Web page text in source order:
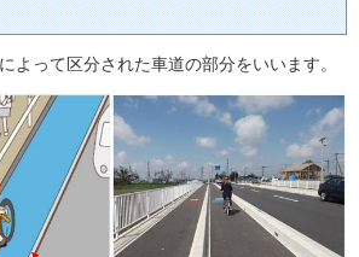
よって区分された車道の部分をいいます。